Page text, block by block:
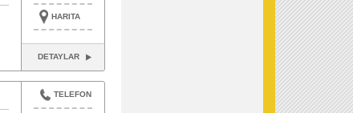
HARITA
DETAYLAR
TELEFON